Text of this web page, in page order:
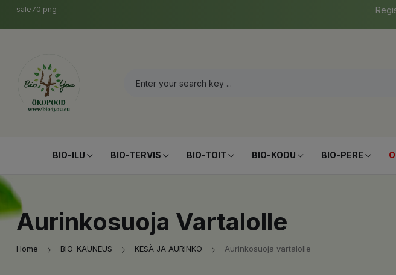
sale70.png
BIO-ILU BIO-TERVIS BIO-TOIT BIO-KODU BIO-PERE
Aurinkosuoja Vartalolle
Home BIO-KAUNEUS KESÄ JA AURINKO Aurinkosuoja vartalolle